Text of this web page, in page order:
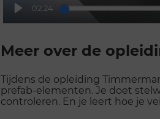
Play
02:24
galerij
Meer over de
Tijdens de opleiding
prefab-elementen. Je doet
controleren. En je leert hoe je